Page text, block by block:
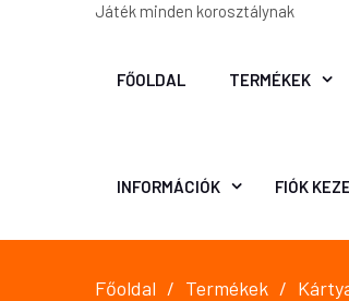
Játék minden korosztálynak
FŐOLDAL TERMÉKEK
INFORMÁCIÓK FIÓK
Főoldal Termékek